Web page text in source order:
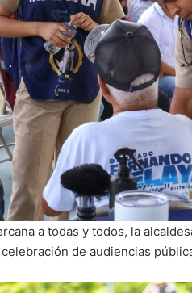
a todas y todos, la
de audiencias